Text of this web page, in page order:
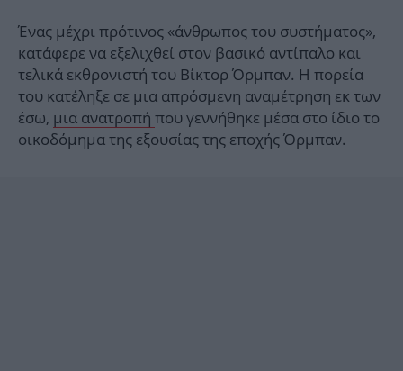
Ένας μέχρι πρότινος «άνθρωπος του συστήματος»,
κατάφερε να εξελιχθεί στον βασικό αντίπαλο και
τελικά εκθρονιστή του Βίκτορ Όρμπαν. Η πορεία
του κατέληξε σε μια απρόσμενη αναμέτρηση εκ των
έσω, μια ανατροπή που γεννήθηκε μέσα στο ίδιο το
οικοδόμημα της εξουσίας της εποχής Όρμπαν.